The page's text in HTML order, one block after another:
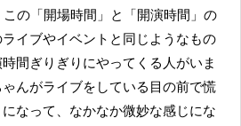
の「開場時間」と「開演時間」の
イブやイベントと同じようなもの
間ぎりぎりにやってくる人がいま
んがライブをしている目の前で慌
なって、なかなか微妙な感じにな